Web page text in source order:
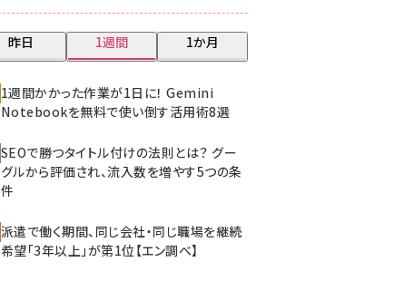
昨日 1週間 1か月
1週間かかった作業が1日に！ Gemini
Notebookを無料で使い倒す活用術8選
SEOで勝つタイトル付けの法則とは？ グー
グルから評価され、流入数を増やす5つの条
件
派遣で働く期間、同じ会社・同じ職場を継続
希望「3年以上」が第1位【エン調べ】